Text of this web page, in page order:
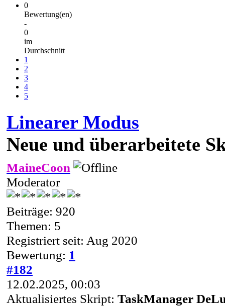
0
Bewertung(en)
-
0
im
Durchschnitt
1
2
3
4
5
Linearer Modus
Neue und überarbeitete
MaineCoon
Moderator
Beiträge: 920
Themen: 5
Registriert seit: Aug 2020
Bewertung: 1
#182
12.02.2025, 00:03
Aktualisiertes Skript: TaskManager